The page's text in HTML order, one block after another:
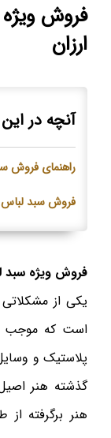
فروش
ارزان
آنچه در
راهنمای فروش
فروش سبد لباس
فروش ویژه سبد
یکی از مشکلاتی
است که موجب
پلاستیک و
گذشته هنر
هنر برگرفته